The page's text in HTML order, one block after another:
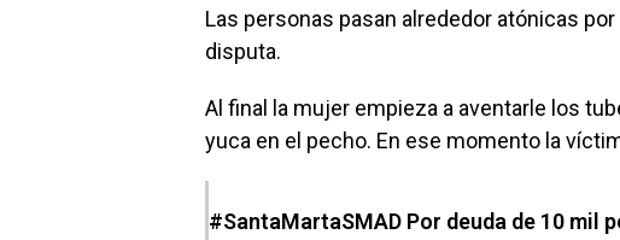
Las personas pasan alrededor atónicas
disputa.
Al final la mujer empieza a aventarle los
yuca en el pecho. En ese momento la
#SantaMartaSMAD Por deuda de 10 mil